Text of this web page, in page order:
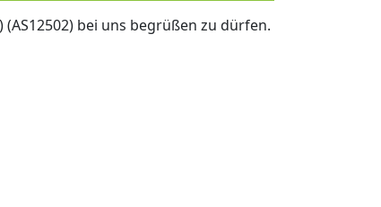
bei uns begrüßen zu dürfen.